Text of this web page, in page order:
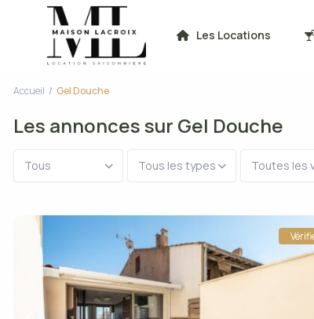
Les Locations
Accueil Gel Douche
Les annonces sur Gel Douche
Tous Tous les types Toutes les